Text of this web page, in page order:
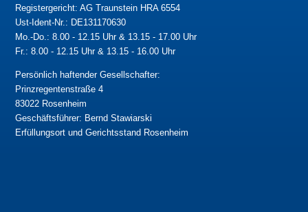
Registergericht: AG Traunstein HRA 6554
Ust-Ident-Nr.: DE131170630
Mo.-Do.: 8.00 - 12.15 Uhr & 13.15 - 17.00 Uhr
Fr.: 8.00 - 12.15 Uhr & 13.15 - 16.00 Uhr
Persönlich haftender Gesellschafter:
Prinzregentenstraße 4
83022 Rosenheim
Geschäftsführer: Bernd Stawiarski
Erfüllungsort und Gerichtsstand Rosenheim